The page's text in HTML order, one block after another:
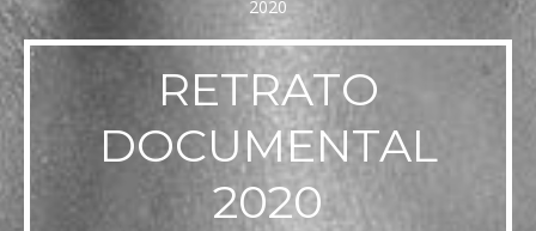
RETRATO
DOCUMENTAL
2020